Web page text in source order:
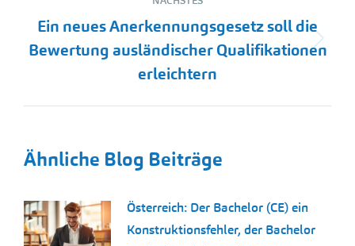
Nächster
Beitrag:
Ein neues Anerkennungsgesetz soll die
Bewertung ausländischer Qualifikationen
erleichtern
Ähnliche Blog Beiträge
Österreich: Der Bachelor (CE) ein
Konstruktionsfehler, der Bachelor